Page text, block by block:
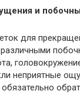
и
для
неприятные